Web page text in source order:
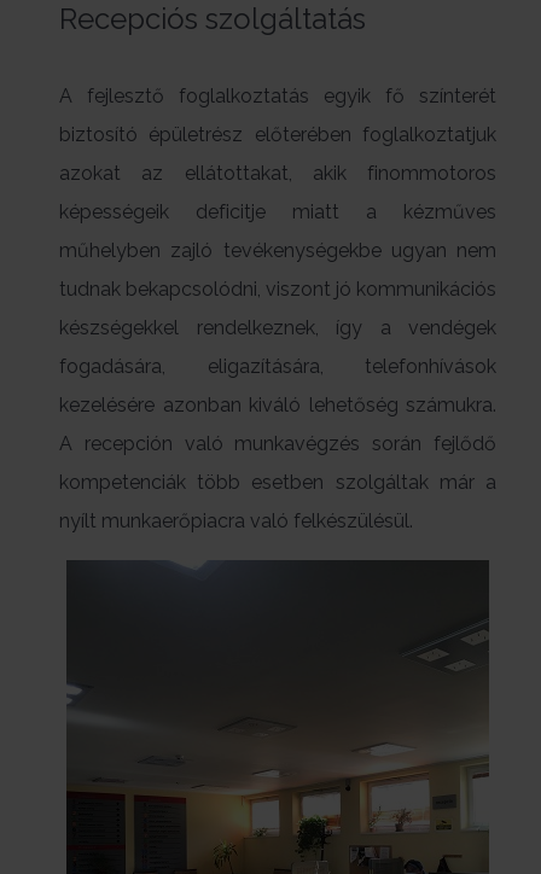
Recepciós szolgáltatás
A fejlesztő foglalkoztatás egyik fő színterét
biztosító épületrész előterében foglalkoztatjuk
azokat az ellátottakat, akik finommotoros
képességeik deficitje miatt a kézműves
műhelyben zajló tevékenységekbe ugyan nem
tudnak bekapcsolódni, viszont jó kommunikációs
készségekkel rendelkeznek, így a vendégek
fogadására, eligazítására, telefonhívások
kezelésére azonban kiváló lehetőség számukra.
A recepción való munkavégzés során fejlődő
kompetenciák több esetben szolgáltak már a
nyílt munkaerőpiacra való felkészülésül.